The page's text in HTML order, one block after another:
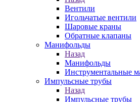
Вентили
Игольчатые вентили
Шаровые краны
Обратные клапаны
Манифольды
Назад
Манифольды
Инструментальные
Импульсные трубы
Назад
Импульсные трубы